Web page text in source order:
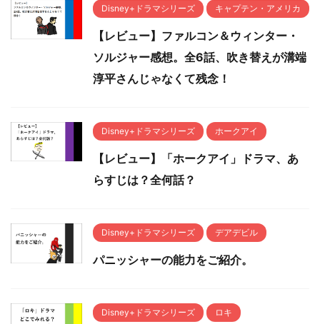
Disney+ドラマシリーズ キャプテン・アメリカ
【レビュー】ファルコン＆ウィンター・
ソルジャー感想。全6話、吹き替えが溝端
淳平さんじゃなくて残念！
Disney+ドラマシリーズ ホークアイ
【レビュー】「ホークアイ」ドラマ、あ
らすじは？全何話？
Disney+ドラマシリーズ デアデビル
パニッシャーの能力をご紹介。
Disney+ドラマシリーズ ロキ